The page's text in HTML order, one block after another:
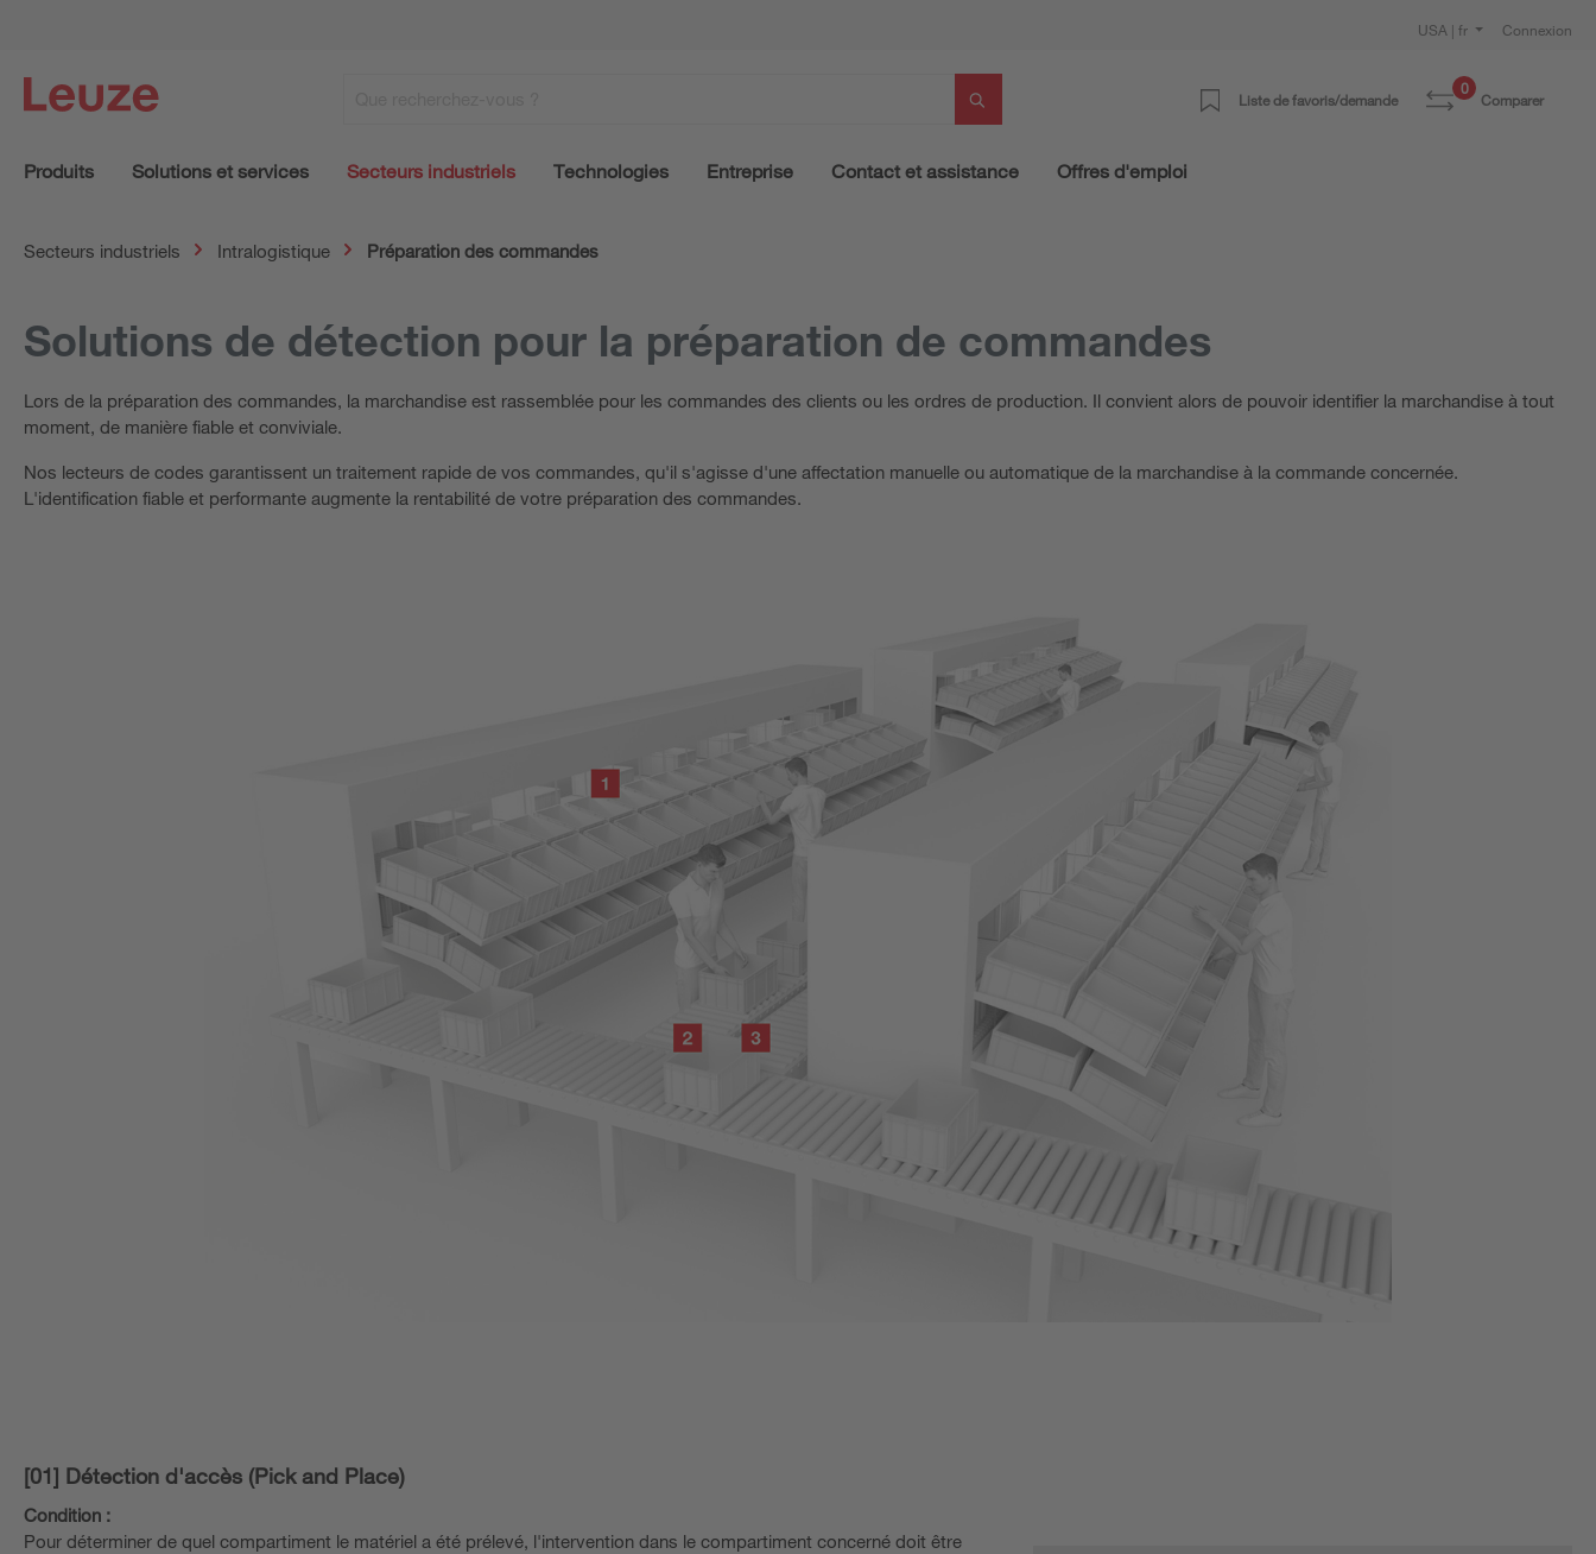
USA | fr Connexion
Liste de favoris/demande
0
Comparer
Produits Solutions et services Secteurs industriels Technologies Entreprise Contact et assistance Offres d'emploi
Secteurs industriels Intralogistique Préparation des commandes
Solutions de détection pour la préparation de commandes
Lors de la préparation des commandes, la marchandise est rassemblée pour les commandes des clients ou les ordres de production. Il convient alors de pouvoir identifier la marchandise à tout
moment, de manière fiable et conviviale.
Nos lecteurs de codes garantissent un traitement rapide de vos commandes, qu'il s'agisse d'une affectation manuelle ou automatique de la marchandise à la commande concernée.
L'identification fiable et performante augmente la rentabilité de votre préparation des commandes.
[01] Détection d'accès (Pick and Place)
Condition :
Pour déterminer de quel compartiment le matériel a été prélevé, l'intervention dans le compartiment concerné doit être